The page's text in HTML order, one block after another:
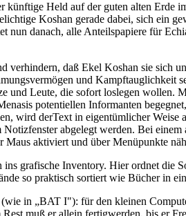
Held auf der guten alten
Koshan gerade dabei, sich ein
nun danach, alle Anteilspapiere für
verhindern, daß Ekel Koshan sie sich
und Kampftauglichkeit
Leute, die sofort loslegen wollen.
potentiellen Informanten
wird derText in eigentümlicher
abgelegt werden. Bei
aktiviert und über Menüpunkte
grafische Inventory. Hier ordnet die
so praktisch sortiert wie Bücher in
in „BAT I"): für den kleinen
muß er allein fertigwerden, bis er